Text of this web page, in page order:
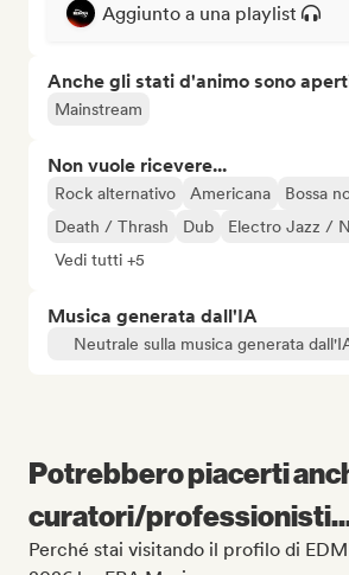
Aggiunto a una playlist
Anche gli stati d'animo sono
Mainstream
Non vuole ricevere...
Rock alternativo Americana
Bossa
Death / Thrash
Dub
Electro Jazz /
Vedi tutti +5
Musica generata dall'IA
Neutrale sulla musica generata
Potrebbero piacerti
curatori/
Perché stai visitando il profilo di